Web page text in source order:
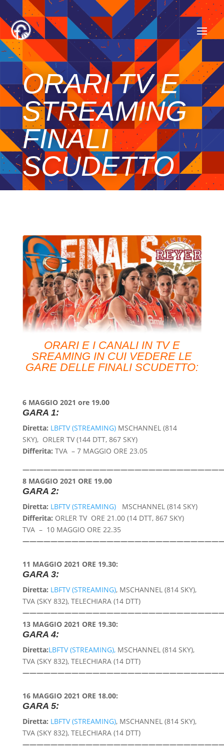
ORARI TV E
STREAMING
FINALI
SCUDETTO
ORARI E I CANALI IN TV E
SREAMING IN CUI VEDERE LE
GARE DELLE FINALI SCUDETTO:
6 MAGGIO 2021 ore 19.00
GARA 1:
Diretta: LBFTV (STREAMING)MSCHANNEL (814
SKY), ORLER TV (144 DTT, 867 SKY)
Differita: TVA – 7 MAGGIO ORE 23.05
8 MAGGIO 2021 ORE 19.00
GARA 2:
Diretta: LBFTV (STREAMING)
MSCHANNEL (814 SKY)
Differita: ORLER TV ORE 21.00 (14 DTT, 867 SKY)
TVA – 10 MAGGIO ORE 22.35
11 MAGGIO 2021 ORE 19.30:
GARA 3:
Diretta: LBFTV (STREAMING), MSCHANNEL (814 SKY),
TVA (SKY 832), TELECHIARA (14 DTT)
13 MAGGIO 2021 ORE 19.30:
GARA 4:
Diretta:LBFTV (STREAMING),MSCHANNEL (814 SKY),
TVA (SKY 832), TELECHIARA (14 DTT)
16 MAGGIO 2021 ORE 18.00:
GARA 5:
Diretta: LBFTV (STREAMING), MSCHANNEL (814 SKY),
TVA (SKY 832), TELECHIARA (14 DTT)